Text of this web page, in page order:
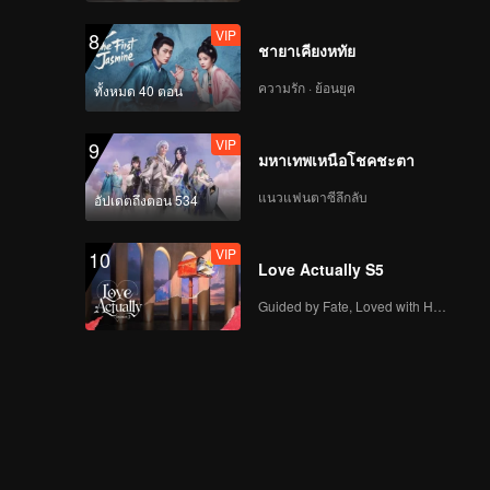
8
ทั้งหมด 40 ตอน
VIP
ชายาเคียงหทัย
ความรัก · ย้อนยุค
9
อัปเดตถึงตอน 534
VIP
มหาเทพเหนือโชคชะตา
แนวแฟนตาซีลึกลับ
10 VIP
Love Actually S5